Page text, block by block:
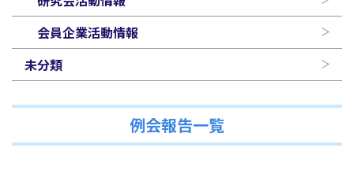
会員企業活動情報
未分類
例会報告一覧